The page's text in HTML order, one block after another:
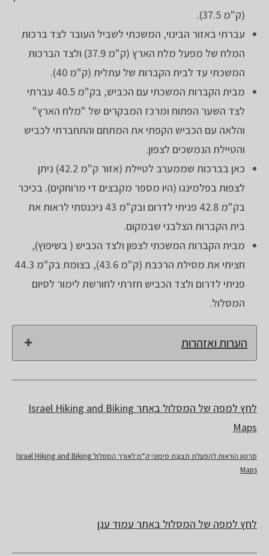
(ק"מ 37.5).
עברתי באזור הבינוי, המשכתי לשביל העובר לצד ברכות
המלח של מפעל מלח הארץ (ק"מ 37.9) ולצד הברכות
המשכתי עד לבית הקברות של עתלית (ק"מ 40).
מבית הקברות המשכתי עם הכביש, בק"מ 40.5 עברתי
לצד השער הפתוח ומרכז המבקרים של "מלח הארץ"
והלאה עם הכביש הקפתי את המתחם והתחברתי לכביש
והטיילת הנמשכים לצפון.
כאן בברכות שממערב לטיילת (אזור ק"מ 42.2) ניתן
לצפות בפלמינגו (היו מספר מקבצים די מרוחקים). בכיכר
בק"מ 42.8 פניתי לדרום ובק"מ 43 ניכנסתי לראות את
בית הקברות הצלבני שבמקום.
מבית הקברות המשכתי לצפון ולצד הכביש ( בשיפוץ),
חציתי את מסילת הרכבת (ק"מ 43.6), בצומת בק"מ 44.3
פניתי לדרום ולצד הכביש חזרתי לחורשת לימור לסיום
המסלול.
הערות ואזהרות
לחץ למפה של המסלול באתר Israel Hiking and Biking
Maps
סרטון הוראות להפעלת תצוגת סימוני ק“מ לאורך המסלול Israel Hiking and Biking
Maps
לחץ למפה של המסלול באתר עמוד ענן